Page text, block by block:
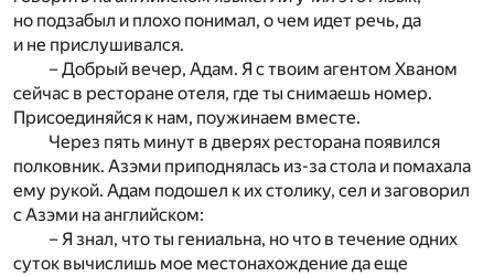
но подзабыл и плохо понимал, о чем идет речь, да
и не прислушивался.
– Добрый вечер, Адам. Я с твоим агентом Хваном
сейчас в ресторане отеля, где ты снимаешь номер.
Присоединяйся к нам, поужинаем вместе.
Через пять минут в дверях ресторана появился
полковник. Азэми приподнялась из-за стола и помахала
ему рукой. Адам подошел к их столику, сел и заговорил
с Азэми на английском:
– Я знал, что ты гениальна, но что в течение одних
суток вычислишь мое местонахождение да еще